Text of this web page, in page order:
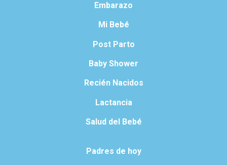
Embarazo
Mi Bebé
Post Parto
Baby Shower
Recién Nacidos
Lactancia
Salud del Bebé
Padres de hoy